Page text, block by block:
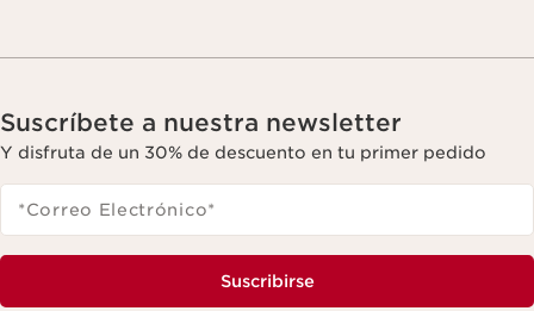
Suscríbete a nuestra newsletter
Y disfruta de un 30% de descuento en tu primer pedido
*Correo Electrónico*
Suscribirse